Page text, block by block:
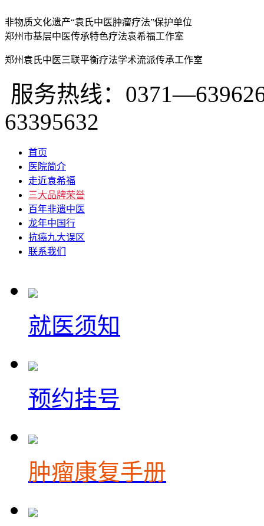
非物质文化遗产“袁氏中医肿瘤疗法”保护单位
郑州市基层中医传承特色疗法袁希福工作室
郑州袁氏中医三联平衡疗法学术流派传承工作室
服务热线：
63395632
首页
医院简介
走近袁希福
三大品牌荣誉
百年非遗中医
龙年中国行
抗癌九大误区
联系我们
就医须知
预约挂号
肿瘤康复手册